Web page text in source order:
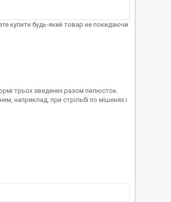
купити будь-який товар не покидаючи
трьох зведених разом пелюсток.
наприклад, при стрільбі по мішенях і